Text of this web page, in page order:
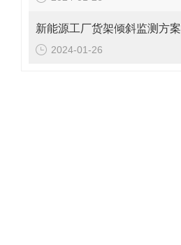
新能源工厂货架倾斜监测方案
2024-01-26